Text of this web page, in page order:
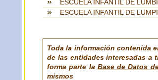
ESCUELA INFANTIL DE
ESCUELA INFANTIL DE
Toda la información contenida
de las entidades interesadas a
forma parte la Base de Datos
mismos